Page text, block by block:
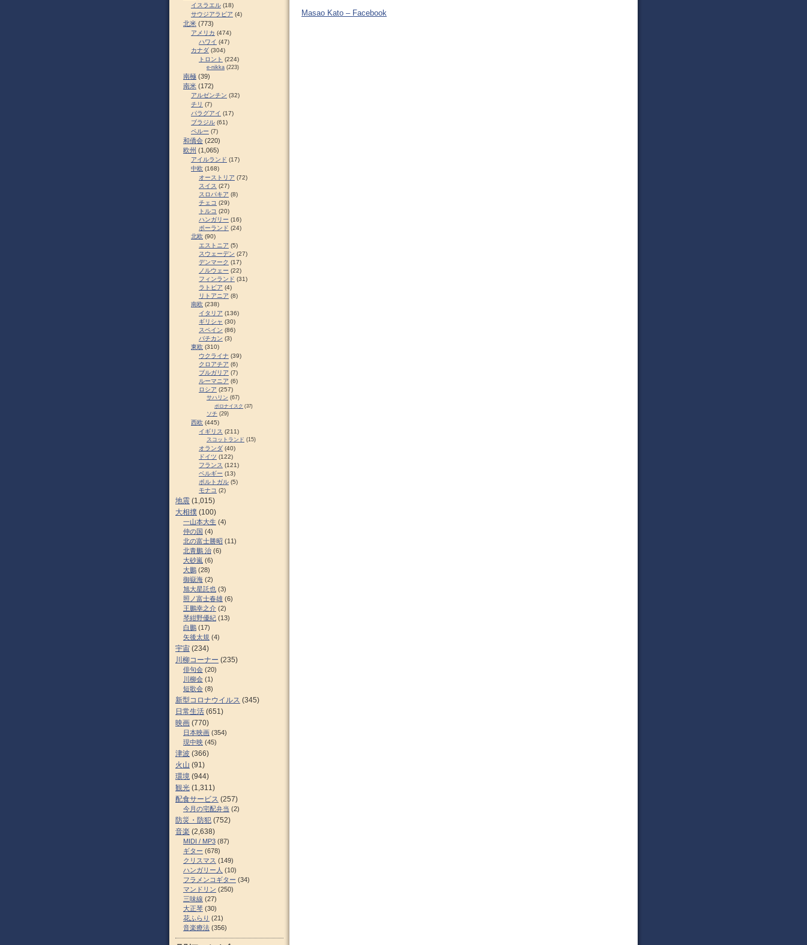
Masao Kato – Facebook
イスラエル (18)
サウジアラビア (4)
北米 (773)
アメリカ (474)
ハワイ (47)
カナダ (304)
トロント (224)
e-nikka (223)
南極 (39)
南米 (172)
アルゼンチン (32)
チリ (7)
パラグアイ (17)
ブラジル (61)
ペルー (7)
和僑会 (220)
欧州 (1,065)
アイルランド (17)
中欧 (168)
オーストリア (72)
スイス (27)
スロパキア (8)
チェコ (29)
トルコ (20)
ハンガリー (16)
ポーランド (24)
北欧 (90)
エストニア (5)
スウェーデン (27)
デンマーク (17)
ノルウェー (22)
フィンランド (31)
ラトビア (4)
リトアニア (8)
南欧 (238)
イタリア (136)
ギリシャ (30)
スペイン (86)
バチカン (3)
東欧 (310)
ウクライナ (39)
クロアチア (6)
ブルガリア (7)
ルーマニア (6)
ロシア (257)
サハリン (67)
ポロナイスク (37)
ソチ (29)
西欧 (445)
イギリス (211)
スコットランド (15)
オランダ (40)
ドイツ (122)
フランス (121)
ベルギー (13)
ポルトガル (5)
モナコ (2)
地震 (1,015)
大相撲 (100)
一山本大生 (4)
仲の国 (4)
北の富士勝昭 (11)
北青鵬 治 (6)
大砂嵐 (6)
大鵬 (28)
御嶽海 (2)
旭大星託也 (3)
照ノ富士春雄 (6)
王鵬幸之介 (2)
琴紺野優紀 (13)
白鵬 (17)
矢後太規 (4)
宇宙 (234)
川柳コーナー (235)
俳句会 (20)
川柳会 (1)
短歌会 (8)
新型コロナウイルス (345)
日常生活 (651)
映画 (770)
日本映画 (354)
現中映 (45)
津波 (366)
火山 (91)
環境 (944)
観光 (1,311)
配食サービス (257)
今月の宅配弁当 (2)
防災・防犯 (752)
音楽 (2,638)
MIDI / MP3 (87)
ギター (678)
クリスマス (149)
ハンガリー人 (10)
フラメンコギター (34)
マンドリン (250)
三味線 (27)
大正琴 (30)
花ふらり (21)
音楽療法 (356)